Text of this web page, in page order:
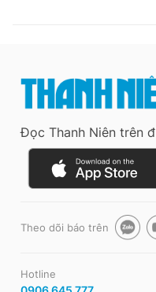
Đọc Thanh Niên trên
Theo dõi báo trên
Hotline